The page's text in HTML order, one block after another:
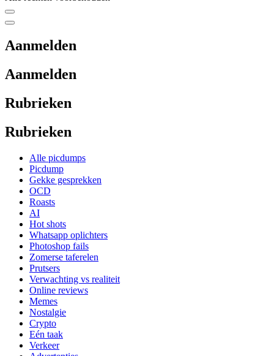
Aanmelden
Aanmelden
Rubrieken
Rubrieken
Alle picdumps
Picdump
Gekke gesprekken
OCD
Roasts
AI
Hot shots
Whatsapp oplichters
Photoshop fails
Zomerse taferelen
Prutsers
Verwachting vs realiteit
Online reviews
Memes
Nostalgie
Crypto
Eén taak
Verkeer